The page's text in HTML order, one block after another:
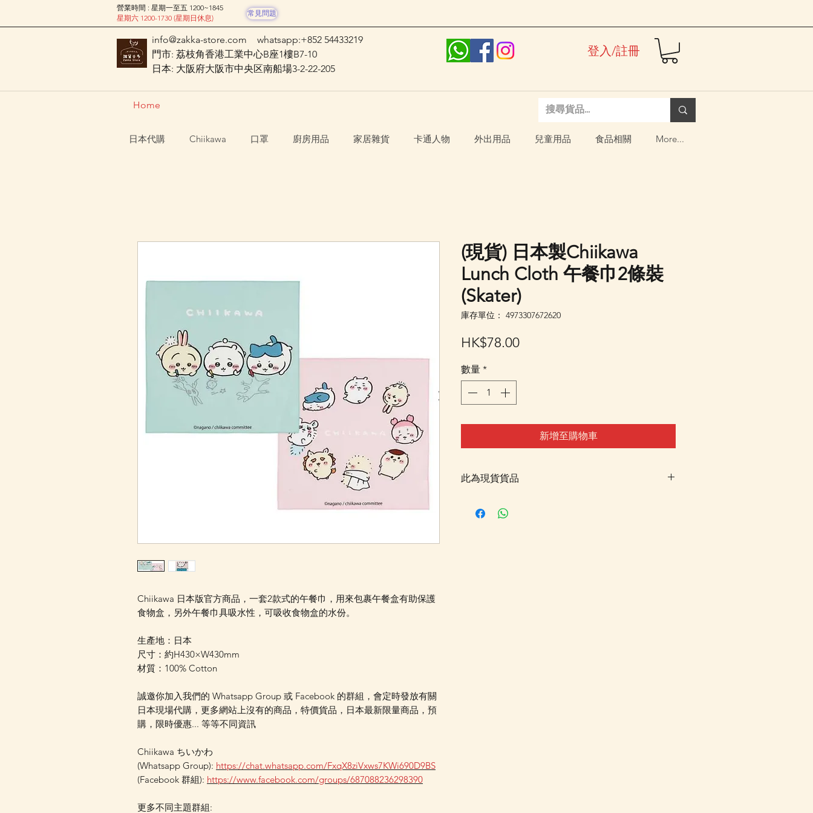
營業時間 : 星期一至五 1200~1845
星期六 1200-1730 (星期日休息)
常見問題
info@zakka-store.com
whatsapp:+852 54433219
門市: 荔枝角香港工業中心B座1樓B7-10
日本: 大阪府大阪市中央区南船場3-2-22-205
登入/註冊
Home
日本代購 Chiikawa 口罩 廚房用品 家居雜貨 卡通人物 外出用品 兒童用品 食品相關 More...
Chiikawa 日本版官方商品，一套2款式的午餐巾，用來包裹午餐盒有助保護
食物盒，另外午餐巾具吸水性，可吸收食物盒的水份。
生產地：日本
尺寸：約H430×W430mm
材質：100% Cotton
誠邀你加入我們的 Whatsapp Group 或 Facebook 的群組，會定時發放有關
日本現場代購，更多網站上沒有的商品，特價貨品，日本最新限量商品，預
購，限時優惠... 等等不同資訊
Chiikawa ちいかわ
(Whatsapp Group): https://chat.whatsapp.com/FxqX8ziVxws7KWi690D9BS
(Facebook 群組): https://www.facebook.com/groups/687088236298390
更多不同主題群組:
(現貨) 日本製Chiikawa
Lunch Cloth 午餐巾2條裝
(Skater)
庫存單位： 4973307672620
HK$78.00價
數量 *
新增至購物車
此為現貨貨品
統顯示為"無庫存"或"未能放入購物車時, 可以